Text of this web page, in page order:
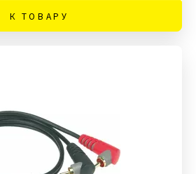
К ТОВАРУ